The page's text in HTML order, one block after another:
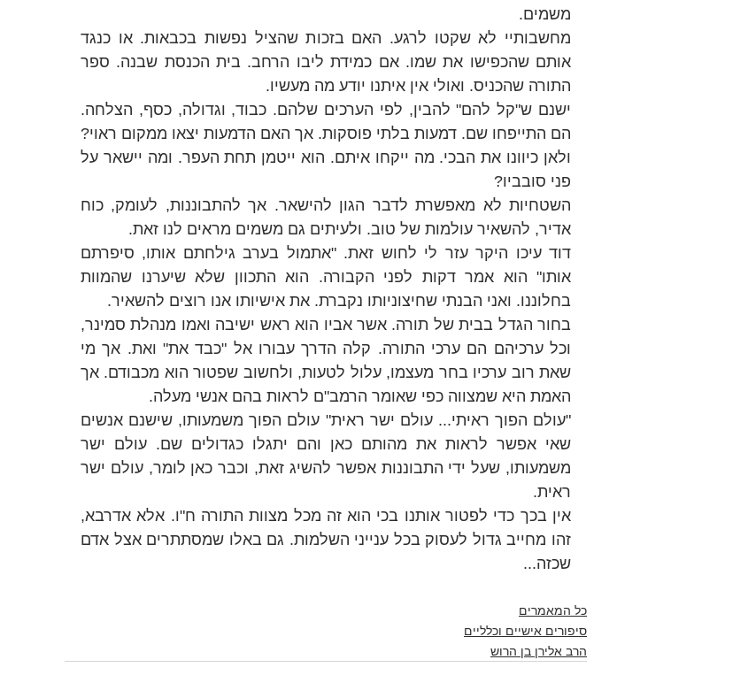
משמים.
התורה שהכניס. ואולי אין איתנו יודע מה מעשיו.
פני סובביו?
אדיר, להשאיר עולמות של טוב. ולעיתים גם משמים מראים לנו זאת.
בחלוננו. ואני הבנתי שחיצוניותו נקברת. את אישיותו אנו רוצים להשאיר.
האמת היא שמצווה כפי שאומר הרמב"ם לראות בהם אנשי מעלה.
ראית.
שכזה...
כל המאמרים
סיפורים אישיים וכלליים
הרב אלירן בן הרוש